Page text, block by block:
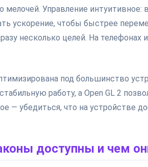
мелочей. Управление
ускорение, чтобы быстрее
несколько целей. На
под большинство
работу, а Open GL 2
— убедиться, что на устройстве
доступны и чем